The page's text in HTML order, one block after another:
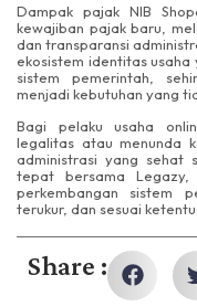
Dampak pajak NIB
kewajiban pajak baru,
dan transparansi
ekosistem identitas
sistem pemerintah,
menjadi kebutuhan yang
Bagi pelaku usaha
legalitas atau menunda
administrasi yang sehat
tepat bersama Legazy,
perkembangan sistem
terukur, dan sesuai
Share :